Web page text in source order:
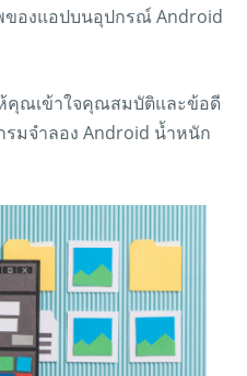
ของแอปบนอุปกรณ์ Android
ห้คุณเข้าใจคุณสมบัติและข้อดี
มจำลอง Android น้ำหนัก